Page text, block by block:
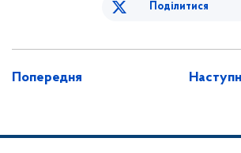
Поділитися
Попередня